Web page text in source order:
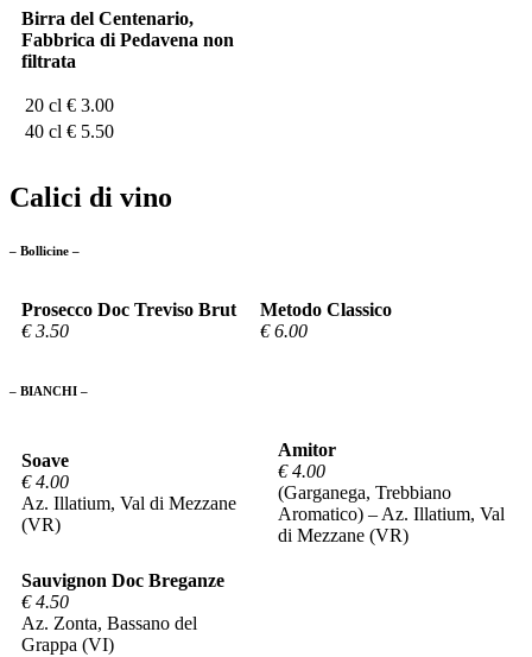
Birra del Centenario,
Fabbrica di Pedavena non
filtrata
20 cl € 3.00
40 cl € 5.50
Calici di vino
– Bollicine –
Prosecco Doc Treviso Brut
€ 3.50
Metodo Classico
€ 6.00
– BIANCHI –
Soave
€ 4.00
Az. Illatium, Val di Mezzane
(VR)
Amitor
€ 4.00
(Garganega, Trebbiano
Aromatico) – Az. Illatium, Val
di Mezzane (VR)
Sauvignon Doc Breganze
€ 4.50
Az. Zonta, Bassano del
Grappa (VI)